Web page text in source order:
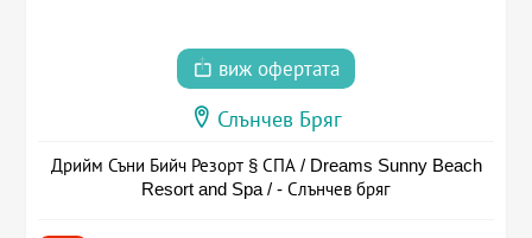
виж офертата
Слънчев Бряг
Дрийм Съни Бийч Резорт § СПА / Dreams Sunny Beach
Resort and Spa / - Слънчев бряг